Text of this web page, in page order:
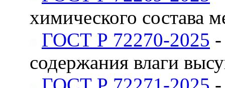
химического состава
ГОСТ Р 72270-2025
содержания влаги